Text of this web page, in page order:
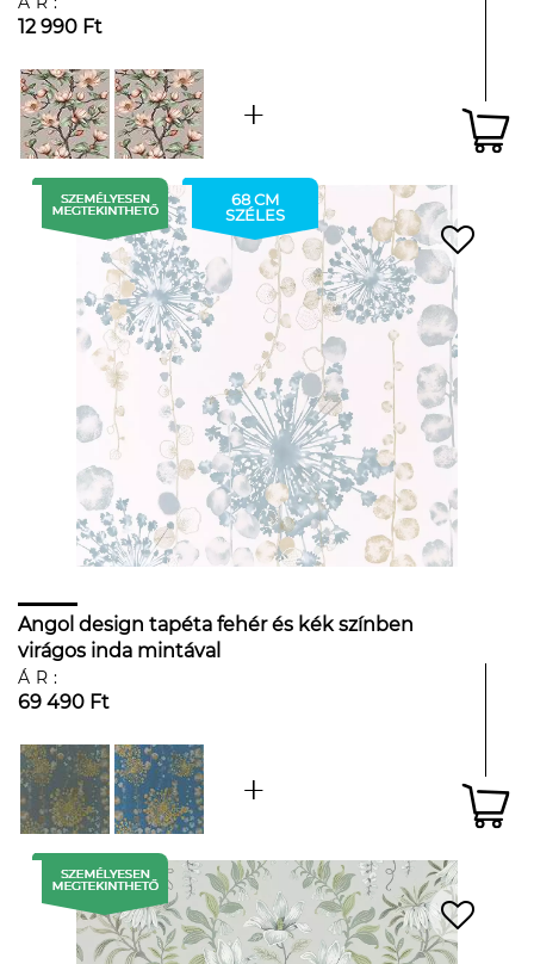
12 990 Ft
68 CM
SZÉLES
Angol design tapéta fehér és kék színben
virágos inda mintával
ÁR:
69 490 Ft